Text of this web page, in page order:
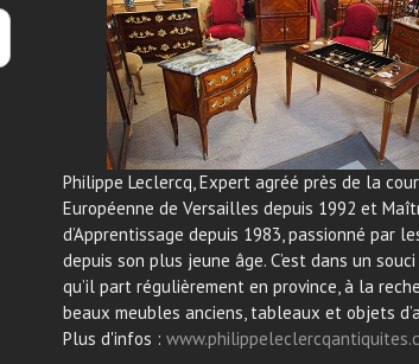
Philippe Leclercq, Expert agréé près de la cour
Européenne de Versailles depuis 1992 et
d’Apprentissage depuis 1983, passionné par
depuis son plus jeune âge. C’est dans un
qu’il part régulièrement en province, à la
beaux meubles anciens, tableaux et objets
Plus d'infos :